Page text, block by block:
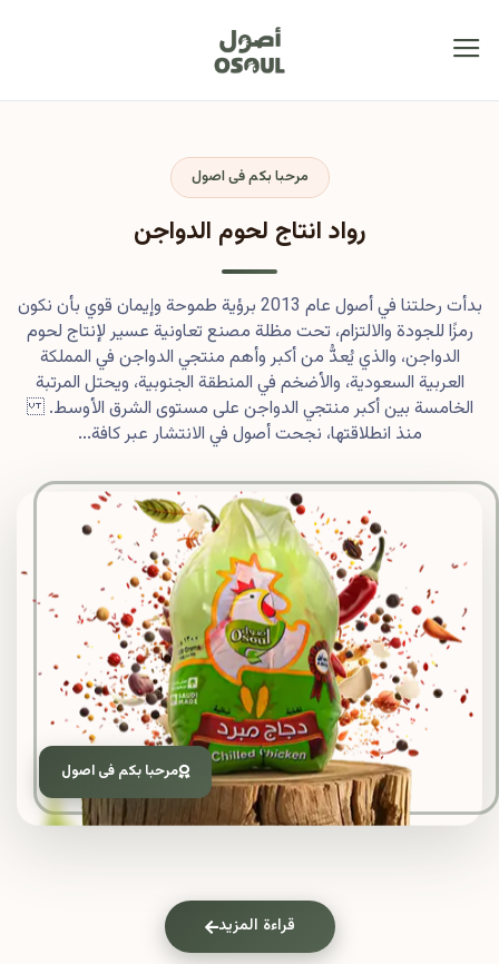
مرحبا بكم فى اصول
مرحبا بكم فى اصول
رواد انتاج لحوم الدواجن
بدأت رحلتنا في أصول عام 2013 برؤية طموحة وإيمان قوي بأن نكون
رمزًا للجودة والالتزام، تحت مظلة مصنع تعاونية عسير لإنتاج لحوم
الدواجن، والذي يُعدُّ من أكبر وأهم منتجي الدواجن في المملكة
العربية السعودية، والأضخم في المنطقة الجنوبية، ويحتل المرتبة
الخامسة بين أكبر منتجي الدواجن على مستوى الشرق الأوسط.
منذ انطلاقتها، نجحت أصول في الانتشار عبر كافة...
قراءة المزيد